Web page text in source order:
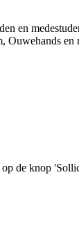
en
en
de knop